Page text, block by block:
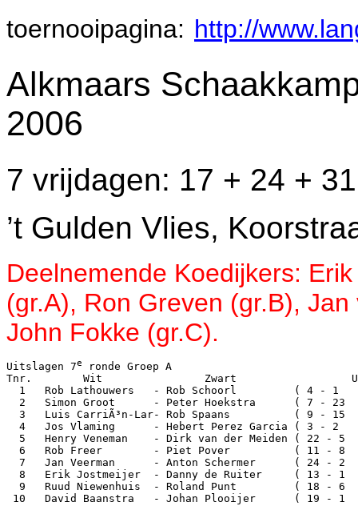
toernooipagina: http://
Alkmaars
2006
7 vrijdagen: 17 + 24 +
’t Gulden Vlies,
Deelnemende Koedijkers:
(gr.A), Ron Greven (gr.B),
John Fokke (gr.C).
Uitslagen 7e
ronde Groep A
Tnr.        Wit                Zwart
1   Rob Lathouwers   - Rob Schoorl         ( 4 - 1
2   Simon Groot      - Peter Hoekstra      ( 7 - 23
3   Luis CarriÃ³n-Lar- Rob Spaans          ( 9 - 15
4   Jos Vlaming      - Hebert Perez Garcia ( 3 - 2
5   Henry Veneman    - Dirk van der Meiden ( 22 - 5
6   Rob Freer        - Piet Pover          ( 11 - 8
7   Jan Veerman      - Anton Schermer      ( 24 - 2
8   Erik Jostmeijer  - Danny de Ruiter     ( 13 - 1
9   Ruud Niewenhuis  - Roland Punt         ( 18 - 6
10   David Baanstra   - Johan Plooijer      ( 19 -